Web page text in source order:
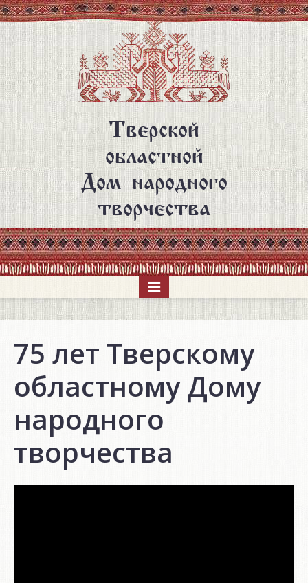
Перейти
к
основному
содержанию
Тверской
областной
Дом народного
творчества
75 лет Тверскому
областному Дому
народного
творчества